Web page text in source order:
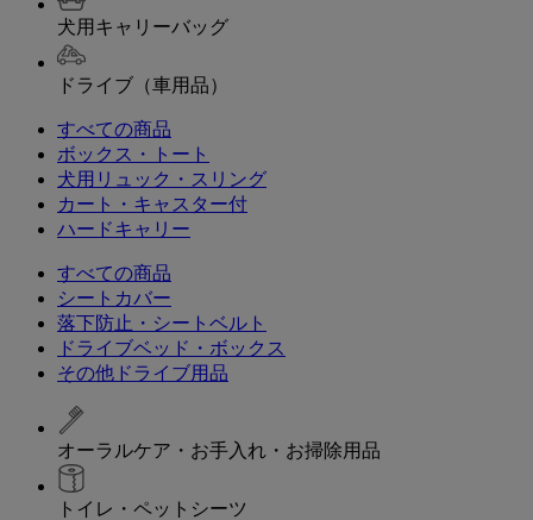
犬用キャリーバッグ
ドライブ（車用品）
すべての商品
ボックス・トート
犬用リュック・スリング
カート・キャスター付
ハードキャリー
すべての商品
シートカバー
落下防止・シートベルト
ドライブベッド・ボックス
その他ドライブ用品
オーラルケア・お手入れ・お掃除用品
トイレ・ペットシーツ